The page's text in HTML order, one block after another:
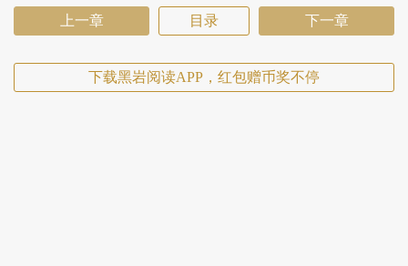
上一章 目录 下一章
下载黑岩阅读APP，红包赠币奖不停